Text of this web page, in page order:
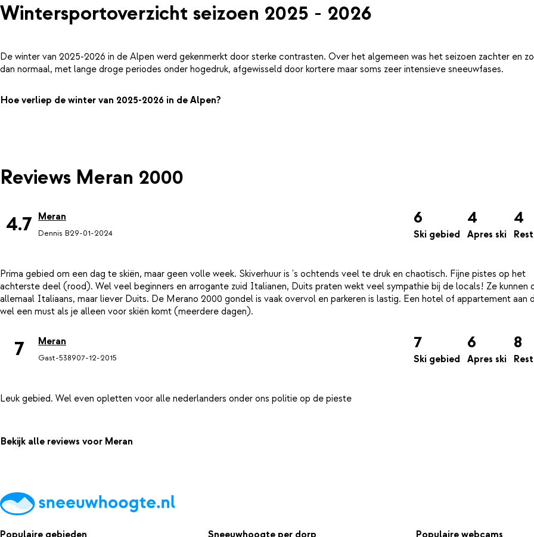
Wintersportoverzicht seizoen 2025 - 2026
De winter van 2025-2026 in de Alpen werd gekenmerkt door sterke contrasten. Over het algemeen was het seizoen zachter en
dan normaal, met lange droge periodes onder hogedruk, afgewisseld door kortere maar soms zeer intensieve sneeuwfases.
Hoe verliep de winter van 2025-2026 in de Alpen?
Reviews Meran 2000
4.7 Meran
Dennis B29-01-2024
6
Ski gebied
4
Apres ski
4
Prima gebied om een dag te skiën, maar geen volle week. Skiverhuur is 's ochtends veel te druk en chaotisch. Fijne pistes op het
achterste deel (rood). Wel veel beginners en arrogante zuid Italianen, Duits praten wekt veel sympathie bij de locals! Ze kunnen
allemaal Italiaans, maar liever Duits. De Merano 2000 gondel is vaak overvol en parkeren is lastig. Een hotel of appartement aan
7 Meran
Gast-538907-12-2015
7
Ski gebied
6
Apres ski
8
Bekijk alle reviews voor Meran
Populaire gebieden Sneeuwhoogte per dorp Populaire webcams